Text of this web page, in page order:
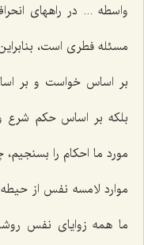
واسطه ... در راههای
مسئله فطری است،
بر اساس خواست و بر
بلکه بر اساس حکم شرع
مورد ما احکام را
موارد لامسه نفس از
ما همه زوایای نفس